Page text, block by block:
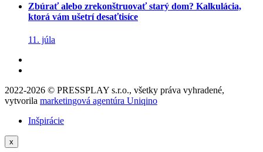
Zbúrať alebo zrekonštruovať starý dom? Kalkulácia,
ktorá vám ušetrí desaťtisíce
11. júla
2022-2026 © PRESSPLAY s.r.o., všetky práva vyhradené,
vytvorila marketingová agentúra Uniqino
Inšpirácie
x